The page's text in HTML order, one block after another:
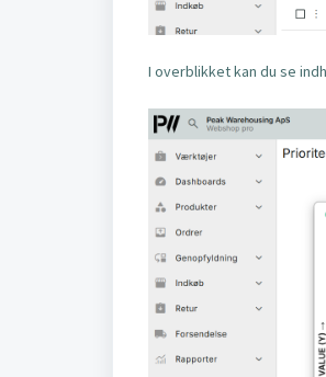
I overblikket kan du se